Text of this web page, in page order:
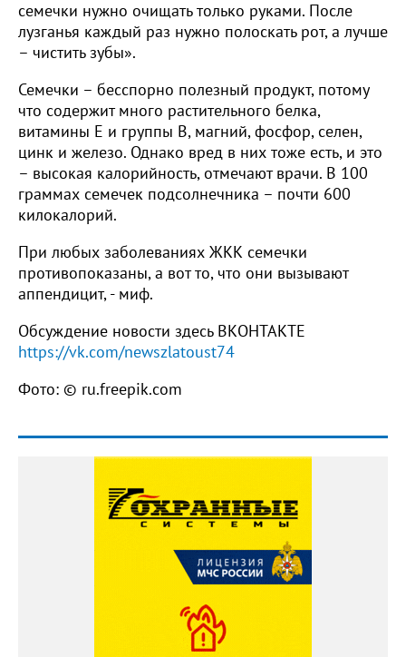
семечки нужно очищать только руками. После
лузганья каждый раз нужно полоскать рот, а лучше
– чистить зубы».
Семечки – бесспорно полезный продукт, потому
что содержит много растительного белка,
витамины Е и группы В, магний, фосфор, селен,
цинк и железо. Однако вред в них тоже есть, и это
– высокая калорийность, отмечают врачи. В 100
граммах семечек подсолнечника – почти 600
килокалорий.
При любых заболеваниях ЖКК семечки
противопоказаны, а вот то, что они вызывают
аппендицит, - миф.
Обсуждение новости здесь ВКОНТАКТЕ
https://vk.com/newszlatoust74
Фото: © ru.freepik.com